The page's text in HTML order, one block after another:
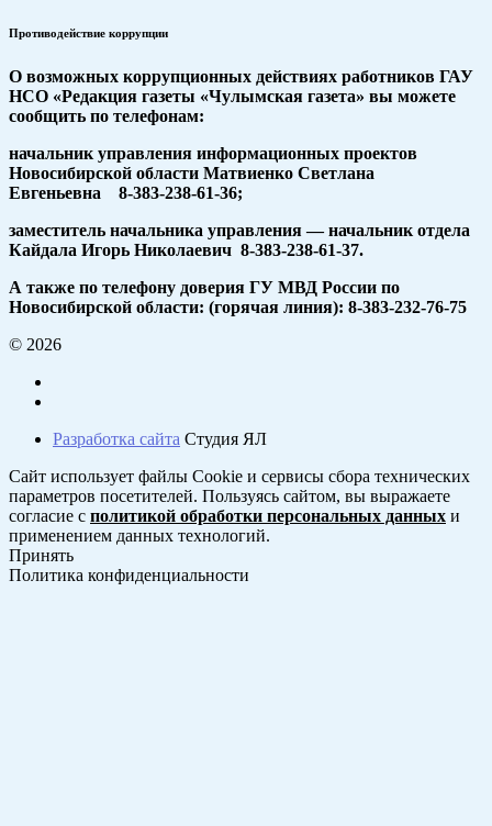
Противодействие коррупции
О возможных коррупционных действиях работников ГАУ
НСО «Редакция газеты «Чулымская газета» вы можете
сообщить по телефонам:
начальник управления информационных проектов
Новосибирской области Матвиенко Светлана
Евгеньевна 8-383-238-61-36;
заместитель начальника управления — начальник отдела
Кайдала Игорь Николаевич 8-383-238-61-37.
А также по телефону доверия ГУ МВД России по
Новосибирской области: (горячая линия): 8-383-232-76-75
© 2026
Разработка сайта Студия ЯЛ
Сайт использует файлы Cookie и сервисы сбора технических
параметров посетителей. Пользуясь сайтом, вы выражаете
согласие с политикой обработки персональных данных и
применением данных технологий.
Принять
Политика конфиденциальности